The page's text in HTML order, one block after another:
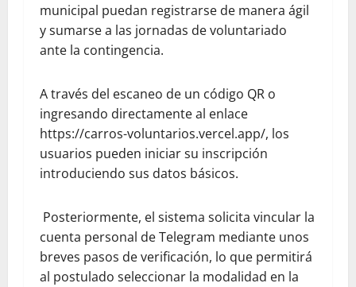
municipal puedan registrarse de manera ágil
y sumarse a las jornadas de voluntariado
ante la contingencia.
​A través del escaneo de un código QR o
ingresando directamente al enlace
https://carros-voluntarios.vercel.app/, los
usuarios pueden iniciar su inscripción
introduciendo sus datos básicos.
Posteriormente, el sistema solicita vincular la
cuenta personal de Telegram mediante unos
breves pasos de verificación, lo que permitirá
al postulado seleccionar la modalidad en la